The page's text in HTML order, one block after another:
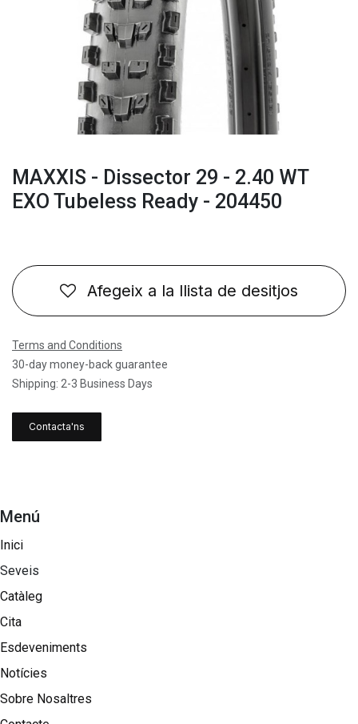
MAXXIS - Dissector 29 - 2.40 WT
EXO Tubeless Ready - 204450
Afegeix a la llista de desitjos
Terms and Conditions
30-day money-back guarantee
Shipping: 2-3 Business Days
Contacta'ns
Menú
Inici
Seveis
Catàleg
Cita
Esdeveniments
Notícies
Sobre Nosaltres​